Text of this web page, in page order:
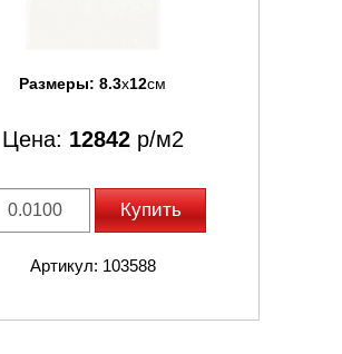
Размеры: 8.3x12см
Цена: 12842р/м2
Купить
Артикул: 103588